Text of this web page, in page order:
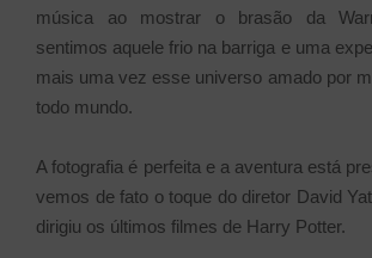
música ao mostrar o brasão da
sentimos aquele frio na barriga e uma
mais uma vez esse universo amado por
todo mundo.
A fotografia é perfeita e a aventura está
vemos de fato o toque do diretor David
dirigiu os últimos filmes de Harry Potter.